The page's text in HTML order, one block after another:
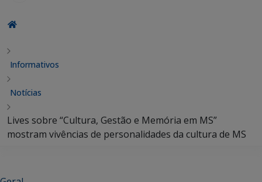
Informativos
Notícias
Lives sobre “Cultura, Gestão e Memória em MS”
mostram vivências de personalidades da cultura de MS